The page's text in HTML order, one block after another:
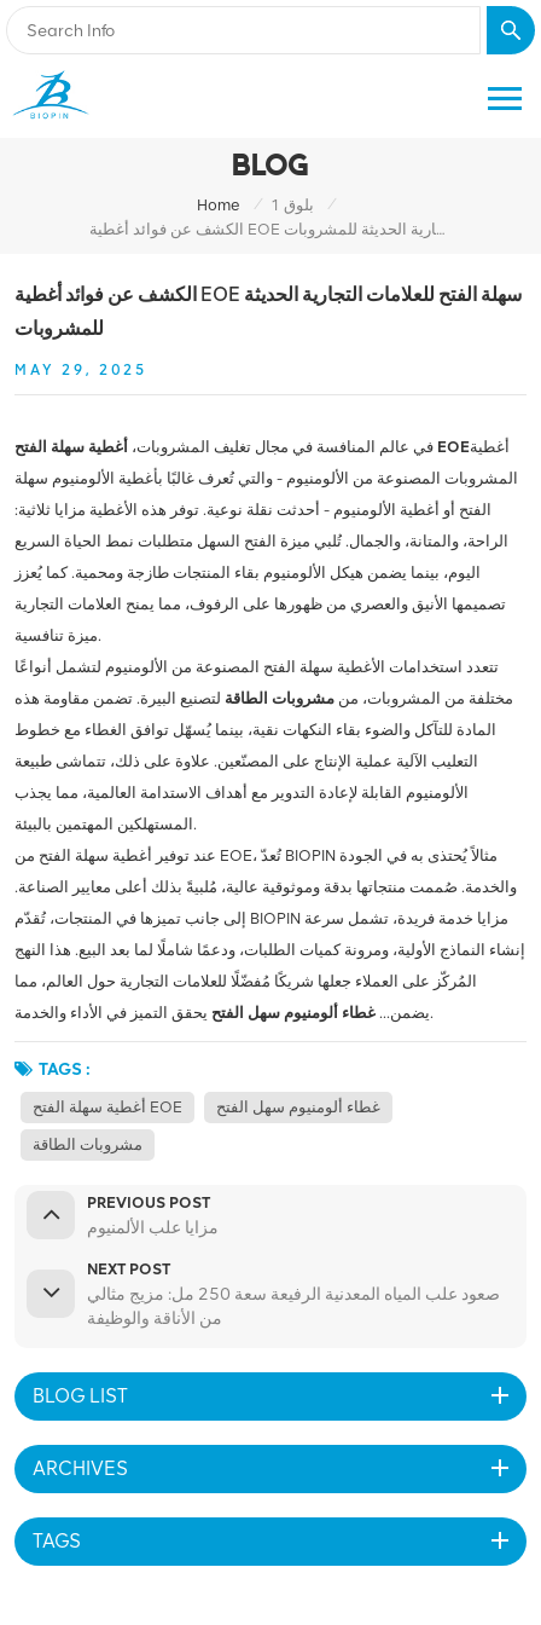
BLOG
Home / بلوق 1
/
الكشف عن فوائد أغطية EOE سهلة الفتح للعلامات التجارية الحديثة للمشروبات
الكشف عن فوائد أغطية EOE سهلة الفتح للعلامات التجارية الحديثة
للمشروبات
MAY 29, 2025
في عالم المنافسة في مجال تغليف المشروبات، أغطية سهلة الفتح EOEأغطية
المشروبات المصنوعة من الألومنيوم - والتي تُعرف غالبًا بأغطية الألومنيوم سهلة
الفتح أو أغطية الألومنيوم - أحدثت نقلة نوعية. توفر هذه الأغطية مزايا ثلاثية:
الراحة، والمتانة، والجمال. تُلبي ميزة الفتح السهل متطلبات نمط الحياة السريع
اليوم، بينما يضمن هيكل الألومنيوم بقاء المنتجات طازجة ومحمية. كما يُعزز
تصميمها الأنيق والعصري من ظهورها على الرفوف، مما يمنح العلامات التجارية
ميزة تنافسية.
تتعدد استخدامات الأغطية سهلة الفتح المصنوعة من الألومنيوم لتشمل أنواعًا
مختلفة من المشروبات، من مشروبات الطاقة لتصنيع البيرة. تضمن مقاومة هذه
المادة للتآكل والضوء بقاء النكهات نقية، بينما يُسهّل توافق الغطاء مع خطوط
التعليب الآلية عملية الإنتاج على المصنّعين. علاوة على ذلك، تتماشى طبيعة
الألومنيوم القابلة لإعادة التدوير مع أهداف الاستدامة العالمية، مما يجذب
المستهلكين المهتمين بالبيئة.
عند توفير أغطية سهلة الفتح من EOE، تُعدّ BIOPIN مثالاً يُحتذى به في الجودة
والخدمة. صُممت منتجاتها بدقة وموثوقية عالية، مُلبيةً بذلك أعلى معايير الصناعة.
إلى جانب تميزها في المنتجات، تُقدّم BIOPIN مزايا خدمة فريدة، تشمل سرعة
إنشاء النماذج الأولية، ومرونة كميات الطلبات، ودعمًا شاملًا لما بعد البيع. هذا النهج
المُركّز على العملاء جعلها شريكًا مُفضّلًا للعلامات التجارية حول العالم، مما
يضمن... غطاء ألومنيوم سهل الفتح يحقق التميز في الأداء والخدمة.
TAGS :
أغطية سهلة الفتح EOE غطاء ألومنيوم سهل الفتح
مشروبات الطاقة
PREVIOUS POST
مزايا علب الألمنيوم
NEXT POST
صعود علب المياه المعدنية الرفيعة سعة 250 مل: مزيج مثالي
من الأناقة والوظيفة
BLOG LIST
ARCHIVES
TAGS